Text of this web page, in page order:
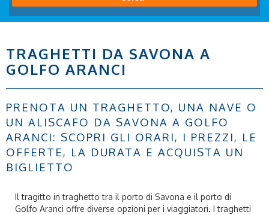
TRAGHETTI DA SAVONA A
GOLFO ARANCI
PRENOTA UN TRAGHETTO, UNA NAVE O
UN ALISCAFO DA SAVONA A GOLFO
ARANCI: SCOPRI GLI ORARI, I PREZZI, LE
OFFERTE, LA DURATA E ACQUISTA UN
BIGLIETTO
Il tragitto in traghetto tra il porto di Savona e il porto di
Golfo Aranci offre diverse opzioni per i viaggiatori. I traghetti